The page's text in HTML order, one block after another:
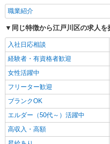
職業紹介
同じ特徴から江戸川区の求人を
入社日応相談
経験者・有資格者歓迎
女性活躍中
フリーター歓迎
ブランクOK
エルダー（50代～）活躍中
高収入・高額